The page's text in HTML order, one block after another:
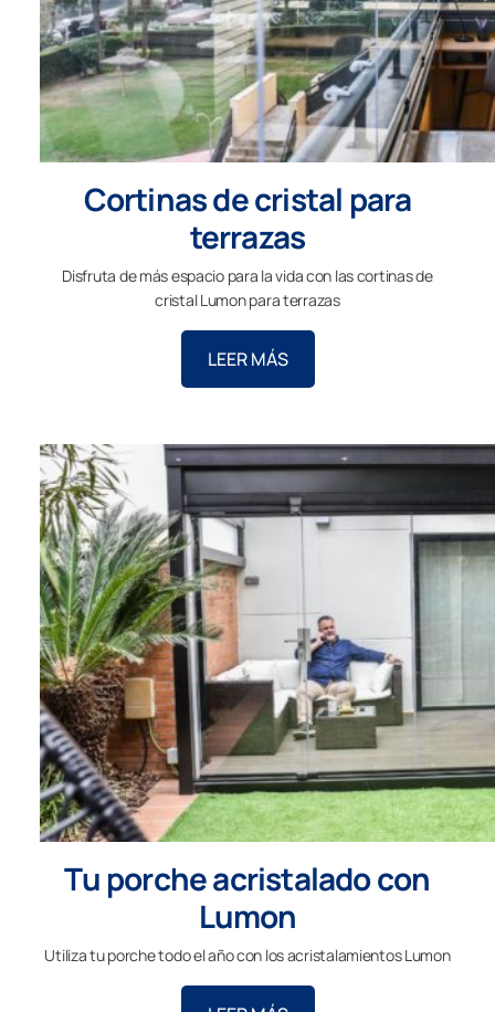
Cortinas de cristal para
terrazas
Disfruta de más espacio para la vida con las cortinas de
cristal Lumon para terrazas
LEER MÁS
Tu porche acristalado con
Lumon
Utiliza tu porche todo el año con los acristalamientos Lumon